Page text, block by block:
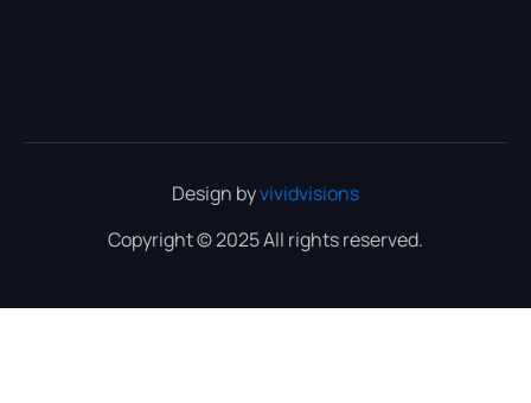
Design byvividvisions
Copyright © 2025 All rights reserved.